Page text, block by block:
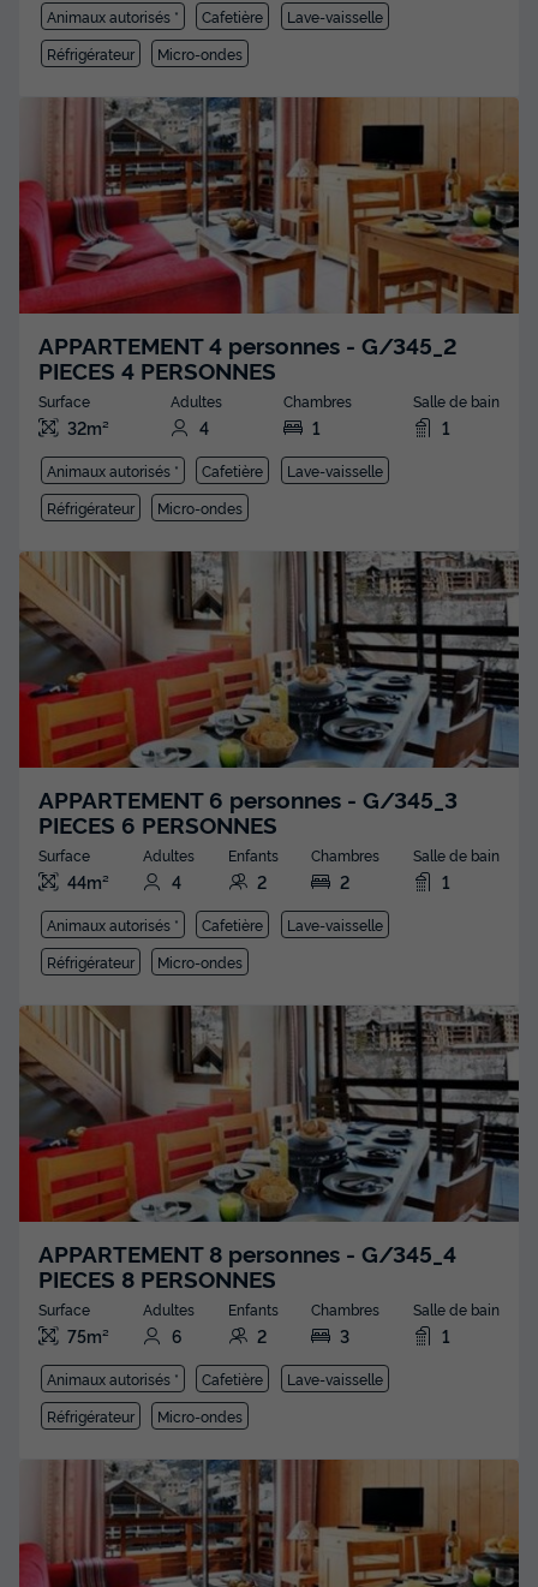
Animaux autorisés * Cafetière
Lave-vaisselle
Réfrigérateur
Micro-ondes
APPARTEMENT 4 personnes - G/345_2
PIECES 4 PERSONNES
Surface
32m²
Adultes
4
Chambres
1
Salle de bain
1
Animaux autorisés * Cafetière
Lave-vaisselle
Réfrigérateur
Micro-ondes
APPARTEMENT 6 personnes - G/345_3
PIECES 6 PERSONNES
Surface
44m²
Adultes
4
Enfants
2
Chambres
2
Salle de bain
1
Animaux autorisés * Cafetière
Lave-vaisselle
Réfrigérateur
Micro-ondes
APPARTEMENT 8 personnes - G/345_4
PIECES 8 PERSONNES
Surface
75m²
Adultes
6
Enfants
2
Chambres
3
Salle de bain
1
Animaux autorisés * Cafetière
Lave-vaisselle
Réfrigérateur
Micro-ondes